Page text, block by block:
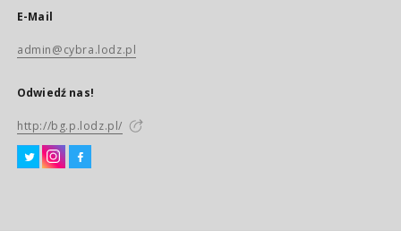
E-Mail
admin@cybra.lodz.pl
Odwiedź nas!
http://bg.p.lodz.pl/